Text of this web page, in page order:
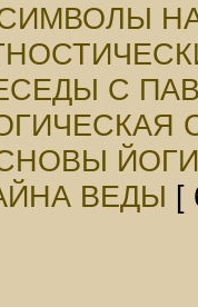
СИМВОЛЫ
С
ЙОГИ
ВЕДЫ [